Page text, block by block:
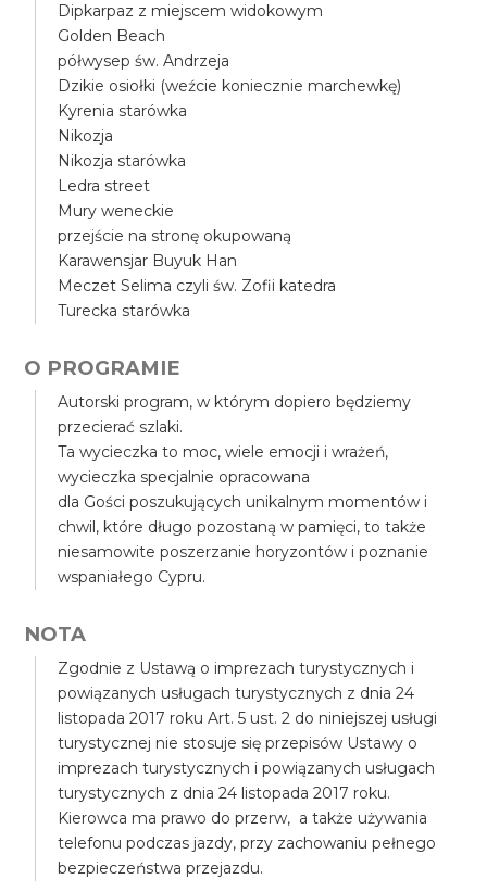
Dipkarpaz z miejscem widokowym
Golden Beach
półwysep św. Andrzeja
Dzikie osiołki (weźcie koniecznie marchewkę)
Kyrenia starówka
Nikozja
Nikozja starówka
Ledra street
Mury weneckie
przejście na stronę okupowaną
Karawensjar Buyuk Han
Meczet Selima czyli św. Zofii katedra
Turecka starówka
O PROGRAMIE
Autorski program, w którym dopiero będziemy
przecierać szlaki.
Ta wycieczka to moc, wiele emocji i wrażeń,
wycieczka specjalnie opracowana
dla Gości poszukujących unikalnym momentów i
chwil, które długo pozostaną w pamięci, to także
niesamowite poszerzanie horyzontów i poznanie
wspaniałego Cypru.
NOTA
Zgodnie z Ustawą o imprezach turystycznych i
powiązanych usługach turystycznych z dnia 24
listopada 2017 roku Art. 5 ust. 2 do niniejszej usługi
turystycznej nie stosuje się przepisów Ustawy o
imprezach turystycznych i powiązanych usługach
turystycznych z dnia 24 listopada 2017 roku.
Kierowca ma prawo do przerw, a także używania
telefonu podczas jazdy, przy zachowaniu pełnego
bezpieczeństwa przejazdu.